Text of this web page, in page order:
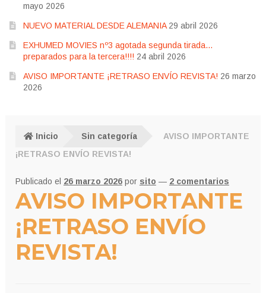
mayo 2026
NUEVO MATERIAL DESDE ALEMANIA 29 abril 2026
EXHUMED MOVIES nº3 agotada segunda tirada…
preparados para la tercera!!!! 24 abril 2026
AVISO IMPORTANTE ¡RETRASO ENVÍO REVISTA! 26 marzo
2026
Inicio Sin categoría
AVISO IMPORTANTE
¡RETRASO ENVÍO REVISTA!
Publicado el 26 marzo 2026 por sito — 2 comentarios
AVISO IMPORTANTE
¡RETRASO ENVÍO
REVISTA!